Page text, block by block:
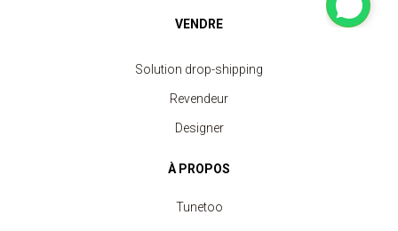
VENDRE
Solution drop-shipping
Revendeur
Designer
À PROPOS
Tunetoo